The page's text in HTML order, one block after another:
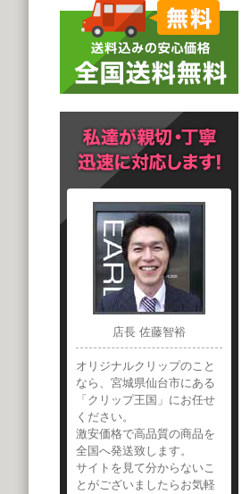
店長 佐藤智裕
オリジナルクリップのこと
なら、宮城県仙台市にある
「クリップ王国」にお任せ
ください。
激安価格で高品質の商品を
全国へ発送致します。
サイトを見て分からないこ
とがございましたらお気軽